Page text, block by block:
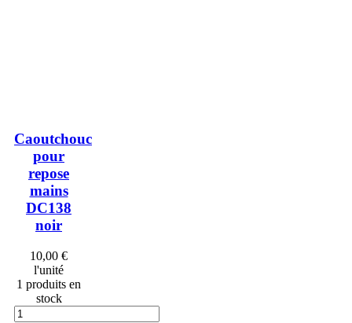
Caoutchouc
pour
repose
mains
DC138
noir
10,00 €
l'unité
1 produits en
stock